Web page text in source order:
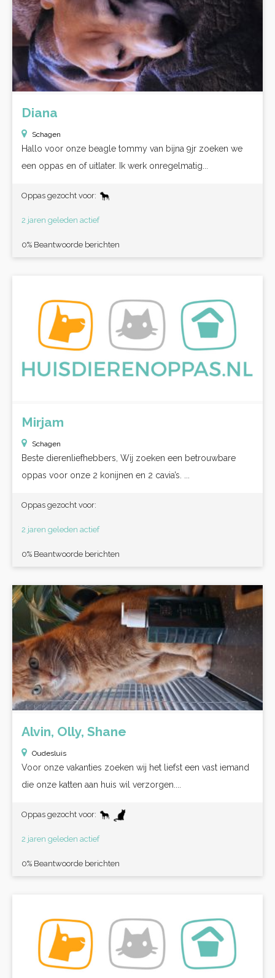
Diana
Schagen
Hallo voor onze beagle tommy van bijna 9jr zoeken we
een oppas en of uitlater. Ik werk onregelmatig...
Oppas gezocht voor:
2 jaren geleden actief
0% Beantwoorde berichten
Mirjam
Schagen
Beste dierenliefhebbers, Wij zoeken een betrouwbare
oppas voor onze 2 konijnen en 2 cavia’s. ...
Oppas gezocht voor:
2 jaren geleden actief
0% Beantwoorde berichten
Alvin, Olly, Shane
Oudesluis
Voor onze vakanties zoeken wij het liefst een vast iemand
die onze katten aan huis wil verzorgen....
Oppas gezocht voor:
2 jaren geleden actief
0% Beantwoorde berichten